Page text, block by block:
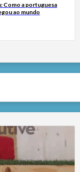
Como a portuguesa
ao mundo